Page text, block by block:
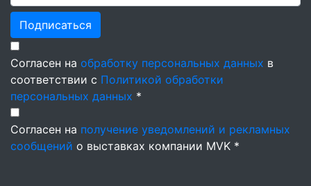
Подписаться
Согласен на обработку персональных данных в
соответствии с Политикой обработки
персональных данных *
Согласен на получение уведомлений и рекламных
сообщений о выставках компании MVK *